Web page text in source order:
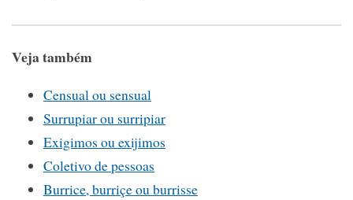
Veja também
Censual ou sensual
Surrupiar ou surripiar
Exigimos ou exijimos
Coletivo de pessoas
Burrice, burriçe ou burrisse